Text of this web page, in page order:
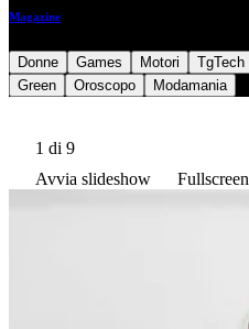
Magazine
Donne Games Motori TgTech
Green
Oroscopo Modamania
1 di 9
Avvia slideshow
Fullscreen